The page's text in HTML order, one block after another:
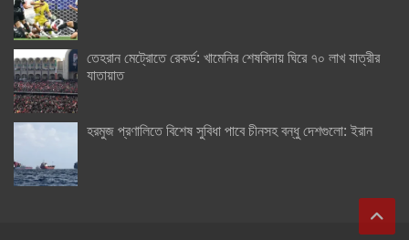
তেহরান মেট্রোতে রেকর্ড: খামেনির শেষবিদায় ঘিরে ৭০ লাখ যাত্রীর
যাতায়াত
হরমুজ প্রণালিতে বিশেষ সুবিধা পাবে চীনসহ বন্ধু দেশগুলো: ইরান